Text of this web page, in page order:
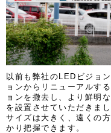
以前も弊社のLEDビジョ
ョンからリニューアルす
ョンを撤去し、より鮮明
を設置させていただきまし
サイズは大きく、遠くの
かり把握できます。